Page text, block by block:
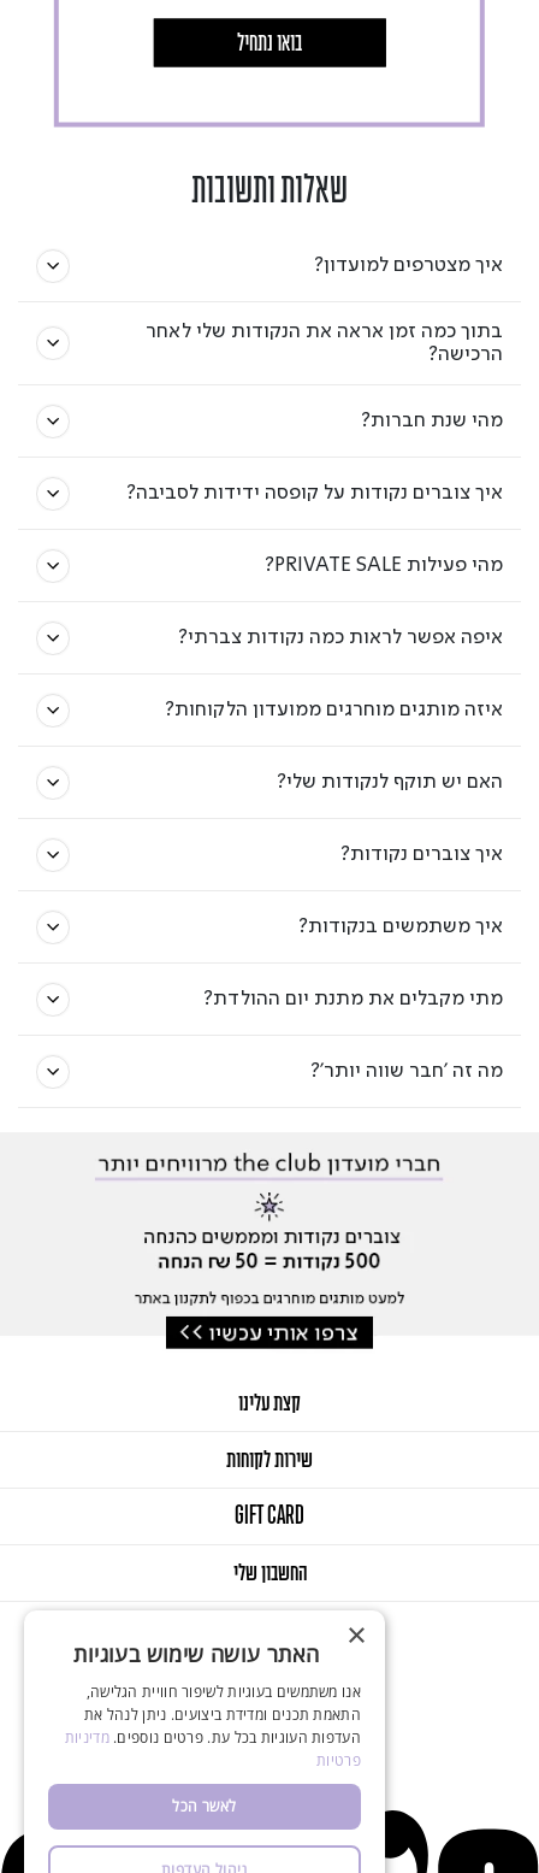
בואו נתחיל
שאלות ותשובות
איך מצטרפים למועדון?
בתוך כמה זמן אראה את הנקודות שלי לאחר
הרכישה?
מהי שנת חברות?
איך צוברים נקודות על קופסה ידידות לסביבה?
מהי פעילות PRIVATE SALE?
איפה אפשר לראות כמה נקודות צברתי?
איזה מותגים מוחרגים ממועדון הלקוחות?
האם יש תוקף לנקודות שלי?
איך צוברים נקודות?
איך משתמשים בנקודות?
מתי מקבלים את מתנת יום ההולדת?
מה זה 'חבר שווה יותר'?
קצת עלינו
שירות לקוחות
GIFT CARD
החשבון שלי
© 2025 Onlys. All Rights Reserved
× האתר עושה שימוש בעוגיות
אנו משתמשים בעוגיות לשיפור חוויית הגלישה,
התאמת תכנים ומדידת ביצועים. ניתן לנהל את
העדפות העוגיות בכל עת. פרטים נוספים.מדיניות
פרטיות
לאשר הכל